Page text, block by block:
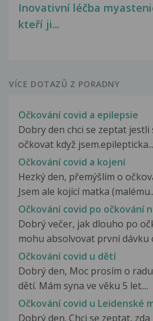
Inovativní léčba
kteří ji...
VÍCE DOTAZŮ Z PORADNY
Očkování covid a epilepsie
Dobry den chci se zeptat jestli
očkovat když jsem.epilepticka...
Očkování covid a kojení
Hezký den, přemýšlím o
Jsem ale kojící matka
Očkování covid po očkování
Dobrý večer, jak dlouho po
mohu absolvovat první dávku
Očkování covid u dětí
Dobrý den, Moc prosím o
dětí. Mám syna ve věku 5 let....
Očkování covid u Leidenské
Dobrý den. Chci se zeptat,